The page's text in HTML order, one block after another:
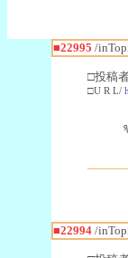
■22995 /
□投稿
□U R L/
■22994/